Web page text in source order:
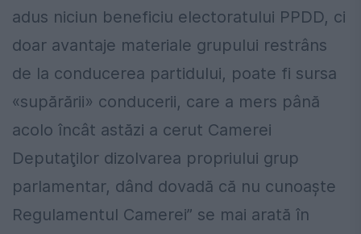
adus niciun beneficiu electoratului PPDD, ci
doar avantaje materiale grupului restrâns
de la conducerea partidului, poate fi sursa
«supărării» conducerii, care a mers până
acolo încât astăzi a cerut Camerei
Deputaţilor dizolvarea propriului grup
parlamentar, dând dovadă că nu cunoaşte
Regulamentul Camerei” se mai arată în